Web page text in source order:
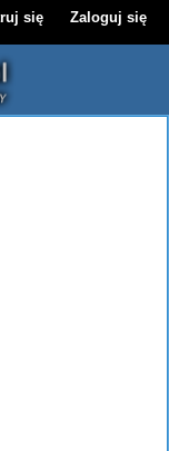
się Zaloguj się